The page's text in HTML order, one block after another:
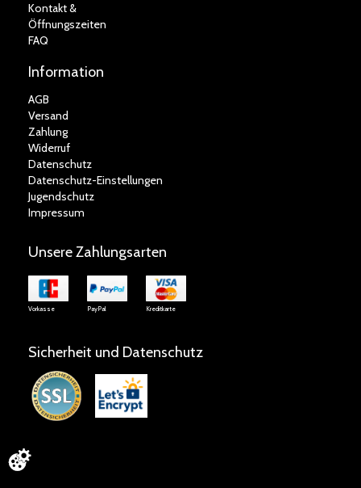
Kontakt &
Öffnungszeiten
FAQ
Information
AGB
Versand
Zahlung
Widerruf
Datenschutz
Datenschutz-Einstellungen
Jugendschutz
Impressum
Unsere Zahlungsarten
Vorkasse PayPal Kreditkarte
Sicherheit und Datenschutz